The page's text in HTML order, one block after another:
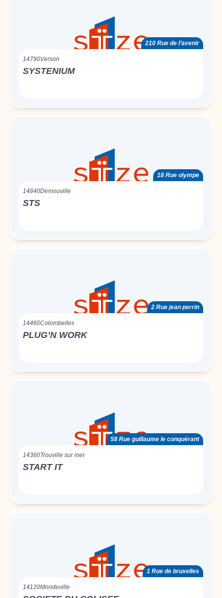
210 Rue de l’avenir
14790Verson
SYSTENIUM
18 Rue olympe
14840Demouville
STS
2 Rue jean perrin
14460Colombelles
PLUG’N WORK
58 Rue guillaume le conquérant
14360Trouville sur mer
START IT
1 Rue de bruxelles
14120Mondeville